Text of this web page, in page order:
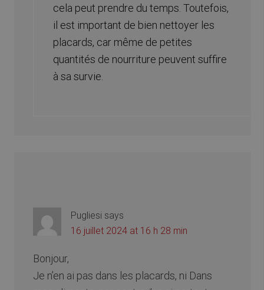
cela peut prendre du temps. Toutefois,
il est important de bien nettoyer les
placards, car même de petites
quantités de nourriture peuvent suffire
à sa survie.
Pugliesi says
16 juillet 2024 at 16 h 28 min
Bonjour,
Je n’en ai pas dans les placards, ni Dans